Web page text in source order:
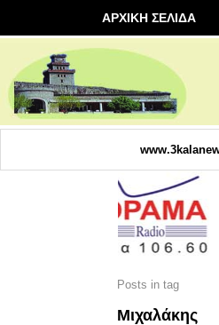
ΑΡΧΙΚΗ ΣΕΛΙΔΑ
Posts in tag
Μιχαλάκης